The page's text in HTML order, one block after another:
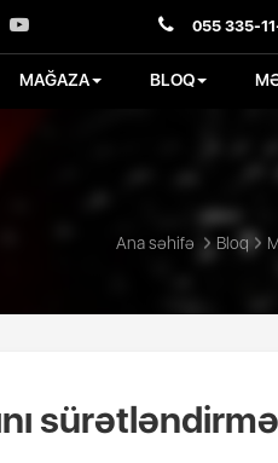
055 335-
MAĞAZA BLOQ
Ana səhifə Bloq